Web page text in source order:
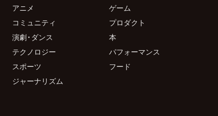
アニメ
ゲーム
コミュニティ
プロダクト
演劇・ダンス
本
テクノロジー
パフォーマンス
スポーツ
フード
ジャーナリズム